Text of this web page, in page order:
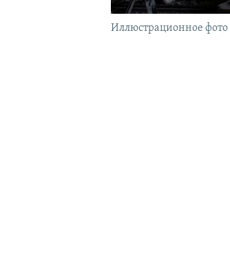
Иллюстрационное фото